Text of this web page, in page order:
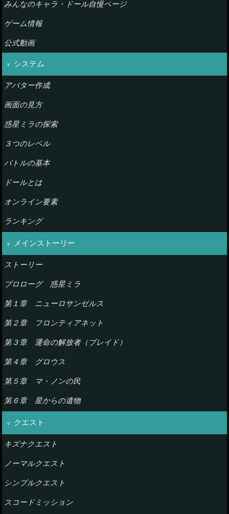
みんなのキャラ・ドール自慢ページ
ゲーム情報
公式動画
システム
アバター作成
画面の見方
惑星ミラの探索
３つのレベル
バトルの基本
ドールとは
オンライン要素
ランキング
メインストーリー
ストーリー
プロローグ 惑星ミラ
第１章 ニューロサンゼルス
第２章 フロンティアネット
第３章 運命の解放者（ブレイド）
第４章 グロウス
第５章 マ・ノンの民
第６章 星からの遺物
クエスト
キズナクエスト
ノーマルクエスト
シンプルクエスト
スコードミッション